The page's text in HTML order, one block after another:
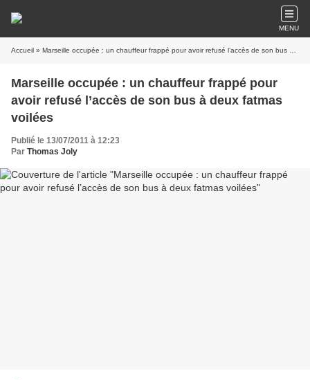
MENU
Accueil » Marseille occupée : un chauffeur frappé pour avoir refusé l’accès de son bus à deux fatmas voilées
Marseille occupée : un chauffeur frappé pour
avoir refusé l’accès de son bus à deux fatmas
voilées
Publié le 13/07/2011 à 12:23
Par Thomas Joly